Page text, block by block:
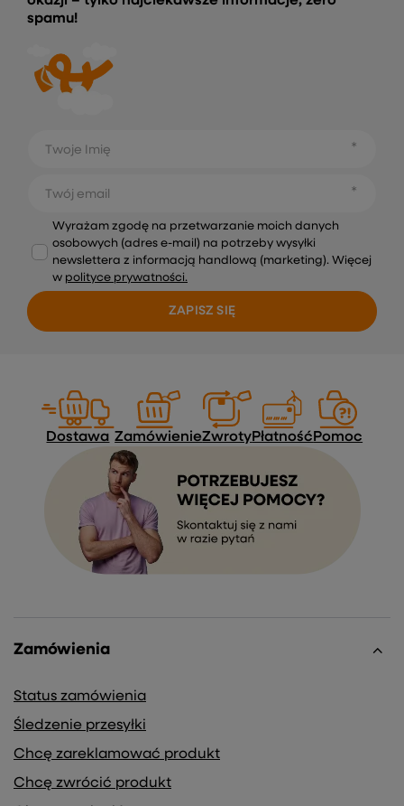
spamu!
Twoje Imię
Twój email
Wyrażam zgodę na przetwarzanie moich danych
osobowych (adres e-mail) na potrzeby wysyłki
newslettera z informacją handlową (marketing). Więcej
w polityce prywatności.
ZAPISZ SIĘ
Dostawa ZamówienieZwrotyPłatnośćPomoc
Zamówienia
Status zamówienia
Śledzenie przesyłki
Chcę zareklamować produkt
Chcę zwrócić produkt